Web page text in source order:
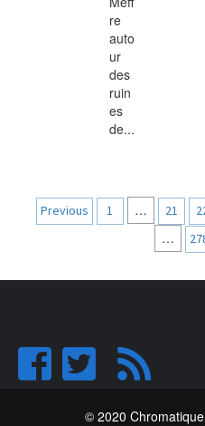
re
auto
ur
des
ruin
es
de...
Navigation
des
Previous 1 … 21
…
© 2020